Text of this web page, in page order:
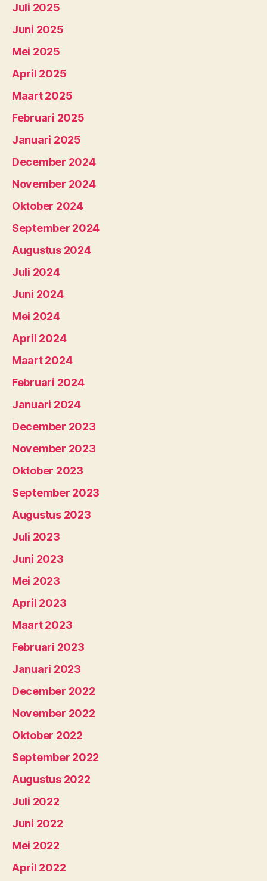
Juli 2025
Juni 2025
Mei 2025
April 2025
Maart 2025
Februari 2025
Januari 2025
December 2024
November 2024
Oktober 2024
September 2024
Augustus 2024
Juli 2024
Juni 2024
Mei 2024
April 2024
Maart 2024
Februari 2024
Januari 2024
December 2023
November 2023
Oktober 2023
September 2023
Augustus 2023
Juli 2023
Juni 2023
Mei 2023
April 2023
Maart 2023
Februari 2023
Januari 2023
December 2022
November 2022
Oktober 2022
September 2022
Augustus 2022
Juli 2022
Juni 2022
Mei 2022
April 2022